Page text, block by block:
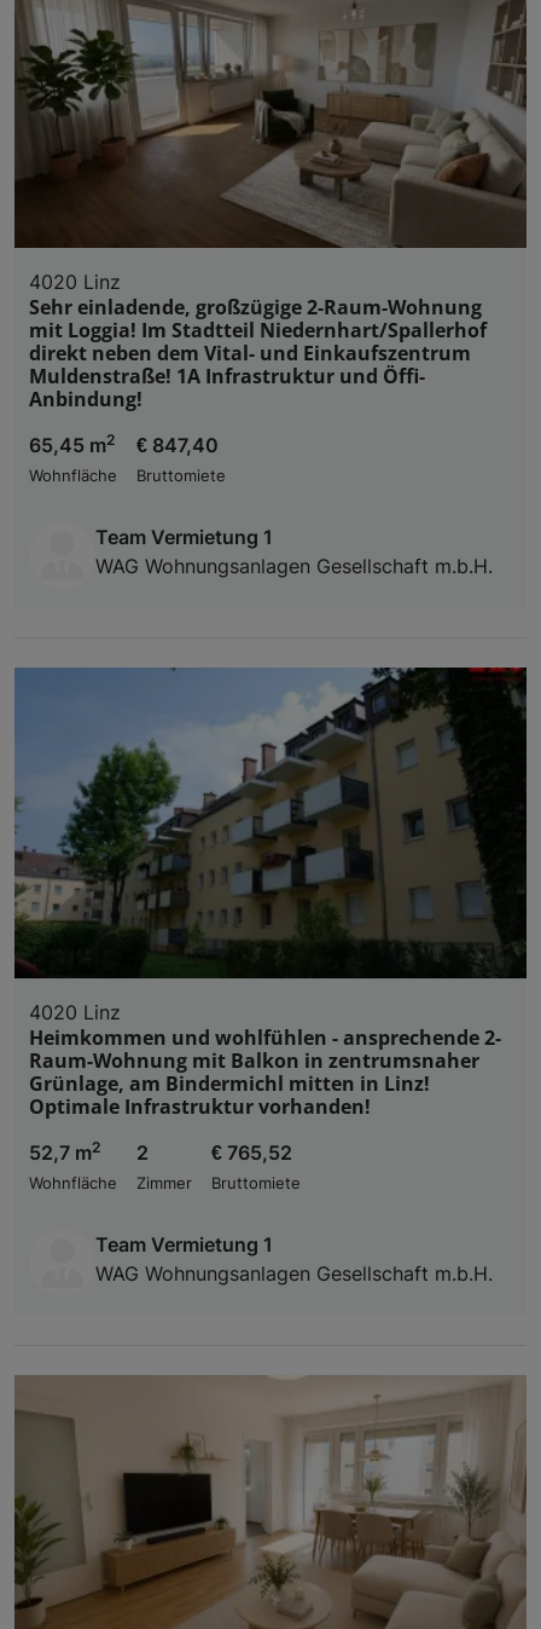
4020 Linz
Sehr einladende, großzügige 2-Raum-Wohnung
mit Loggia! Im Stadtteil Niedernhart/Spallerhof
direkt neben dem Vital- und Einkaufszentrum
Muldenstraße! 1A Infrastruktur und Öffi-
Anbindung!
65,45 m2
Wohnfläche
€ 847,40
Bruttomiete
Team Vermietung 1
WAG Wohnungsanlagen Gesellschaft m.b.H.
4020 Linz
Heimkommen und wohlfühlen - ansprechende 2-
Raum-Wohnung mit Balkon in zentrumsnaher
Grünlage, am Bindermichl mitten in Linz!
Optimale Infrastruktur vorhanden!
52,7 m2
Wohnfläche
2
Zimmer
€ 765,52
Bruttomiete
Team Vermietung 1
WAG Wohnungsanlagen Gesellschaft m.b.H.